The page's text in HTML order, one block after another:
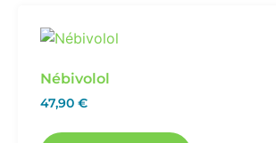
Nébivolol
47,90 €